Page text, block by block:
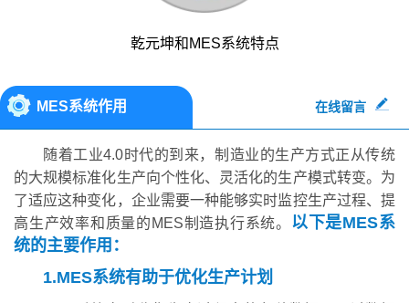
乾元坤和MES系统特点
MES系统作用 在线留言
随着工业4.0时代的到来，制造业的生产方式正从传统
的大规模标准化生产向个性化、灵活化的生产模式转变。为
了适应这种变化，企业需要一种能够实时监控生产过程、提
高生产效率和质量的MES制造执行系统。 以下是MES系
统的主要作用：
1.MES系统有助于优化生产计划